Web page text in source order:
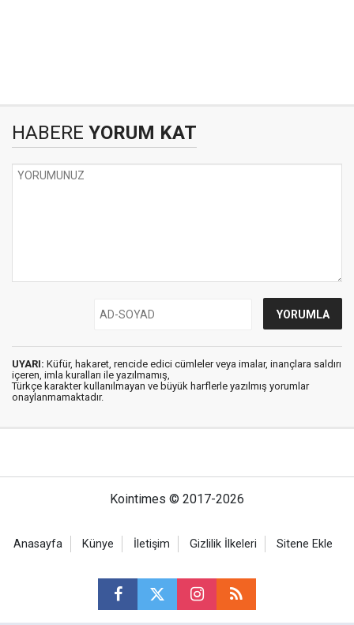
HABERE YORUM KAT
UYARI: Küfür, hakaret, rencide edici cümleler veya imalar, inançlara saldırı
içeren, imla kuralları ile yazılmamış,
Türkçe karakter kullanılmayan ve büyük harflerle yazılmış yorumlar
onaylanmamaktadır.
Kointimes © 2017-2026
Anasayfa Künye İletişim Gizlilik İlkeleri Sitene Ekle